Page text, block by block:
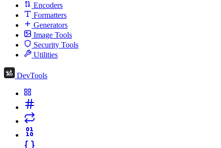
Encoders
Formatters
Generators
Image Tools
Security Tools
Utilities
DevTools